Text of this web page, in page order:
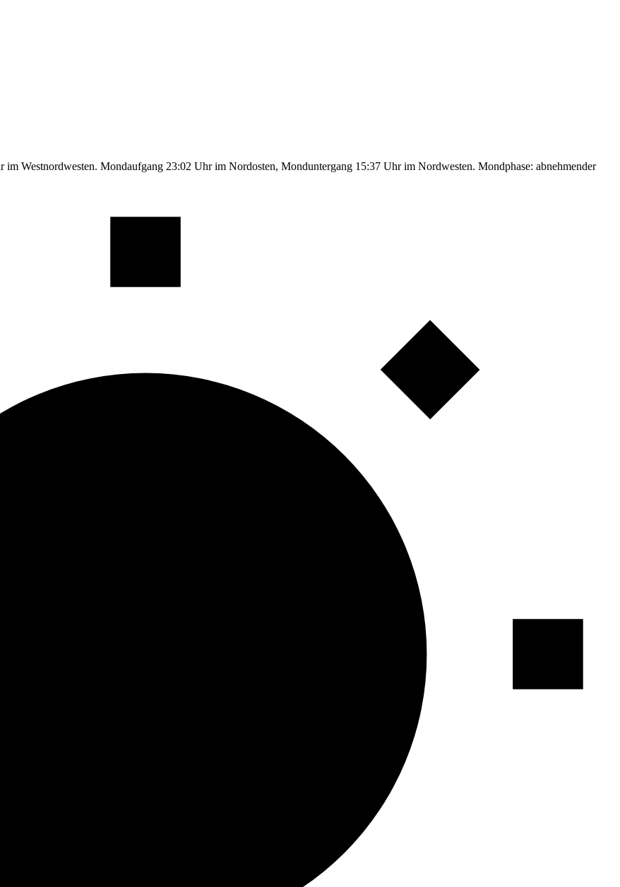
Westnordwesten. Mondaufgang 23:02 Uhr im Nordosten, Monduntergang 15:37 Uhr im Nordwesten. Mondphase: abnehmender